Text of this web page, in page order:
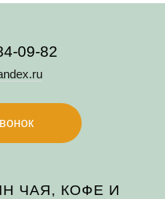
09-82
ЧАЯ, КОФЕ И